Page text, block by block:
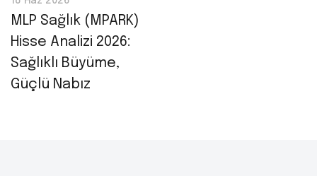
MLP Sağlık (MPARK)
Hisse Analizi 2026:
Sağlıklı Büyüme,
Güçlü Nabız